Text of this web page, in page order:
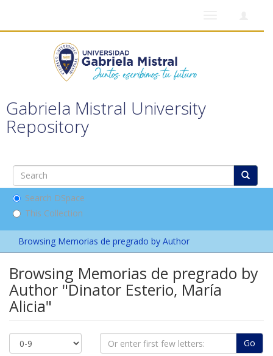
Gabriela Mistral University
Repository
Search DSpace
This Collection
Browsing Memorias de pregrado by Author
Browsing Memorias de pregrado by
Author "Dinator Esterio, María
Alicia"
Go